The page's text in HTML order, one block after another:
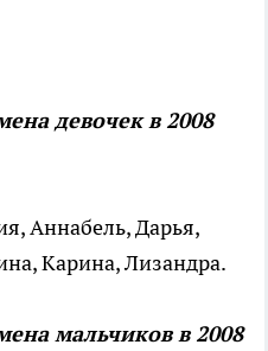
девочек в 2008
Аннабель, Дарья,
Карина, Лизандра.
мальчиков в 2008